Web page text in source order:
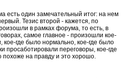
есть один замечательный итог: на нем
Тезис второй - кажется, по
в рамках форума, то есть, в
самое главное - произошли кое-
кое-где было нормально, кое-где было
просаботировали переговоры, кое-где
на правду и это хорошо.